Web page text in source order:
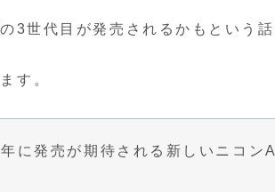
世代目が発売されるかもという話
す。
に発売が期待される新しいニコ